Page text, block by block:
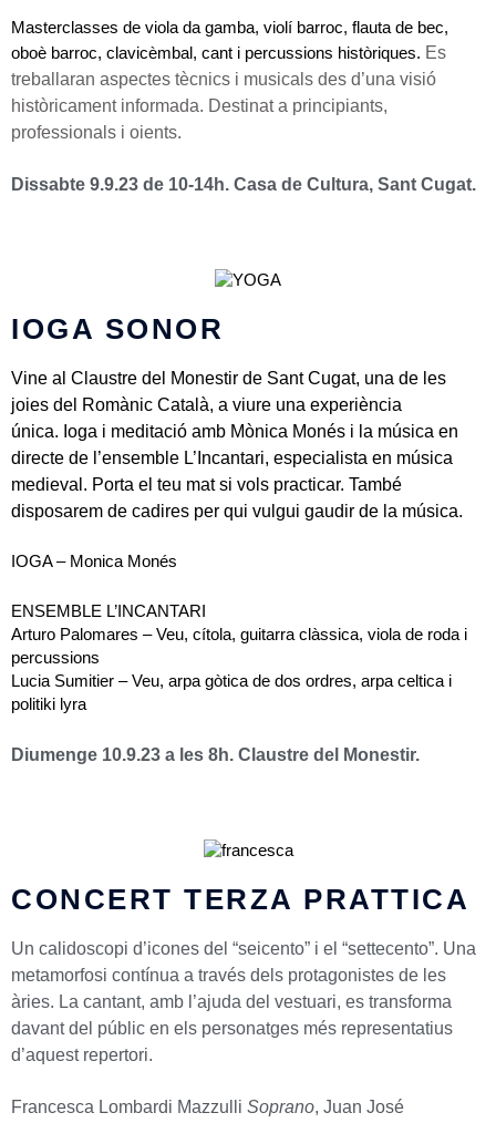
Masterclasses de viola da gamba, violí barroc, flauta de bec,
oboè barroc, clavicèmbal, cant i percussions històriques. Es
treballaran aspectes tècnics i musicals des d’una visió
històricament informada. Destinat a principiants,
professionals i oients.
Dissabte 9.9.23 de 10-14h. Casa de Cultura, Sant Cugat.
IOGA SONOR
Vine al Claustre del Monestir de Sant Cugat, una de les
joies del Romànic Català, a viure una experiència
única. Ioga i meditació amb Mònica Monés i la música en
directe de l’ensemble L’Incantari, especialista en música
medieval. Porta el teu mat si vols practicar. També
disposarem de cadires per qui vulgui gaudir de la música.
IOGA – Monica Monés
ENSEMBLE L’INCANTARI
Arturo Palomares – Veu, cítola, guitarra clàssica, viola de roda i
percussions
Lucia Sumitier – Veu, arpa gòtica de dos ordres, arpa celtica i
politiki lyra
Diumenge 10.9.23 a les 8h. Claustre del Monestir.
CONCERT TERZA PRATTICA
Un calidoscopi d’icones del “seicento” i el “settecento”. Una
metamorfosi contínua a través dels protagonistes de les
àries. La cantant, amb l’ajuda del vestuari, es transforma
davant del públic en els personatges més representatius
d’aquest repertori.
Francesca Lombardi Mazzulli Soprano, Juan José